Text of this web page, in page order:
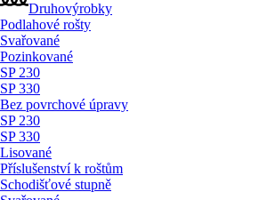
Druhovýrobky
Podlahové rošty
Svařované
Pozinkované
SP 230
SP 330
Bez povrchové úpravy
SP 230
SP 330
Lisované
Příslušenství k roštům
Schodišťové stupně